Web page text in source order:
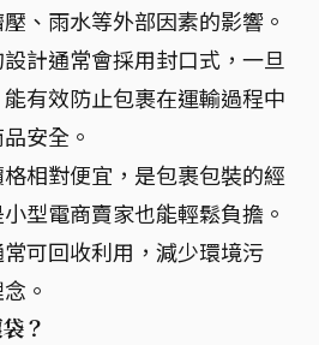
、雨水等外部因素的影響。
計通常會採用封口式，一旦
有效防止包裹在運輸過程中
安全。
相對便宜，是包裹包裝的經
型電商賣家也能輕鬆負擔。
可回收利用，減少環境污
。
？